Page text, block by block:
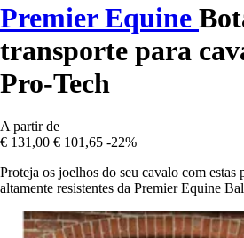
Premier Equine
transporte para
Pro-Tech
A partir de
€ 131,00 € 101,65 -22%
Proteja os joelhos do seu cavalo com estas
altamente resistentes da Premier Equine